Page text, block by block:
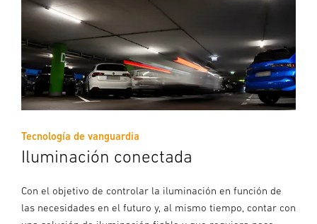
Tecnología de vanguardia
Iluminación conectada
Con el objetivo de controlar la iluminación en función de
las necesidades en el futuro y, al mismo tiempo, contar con